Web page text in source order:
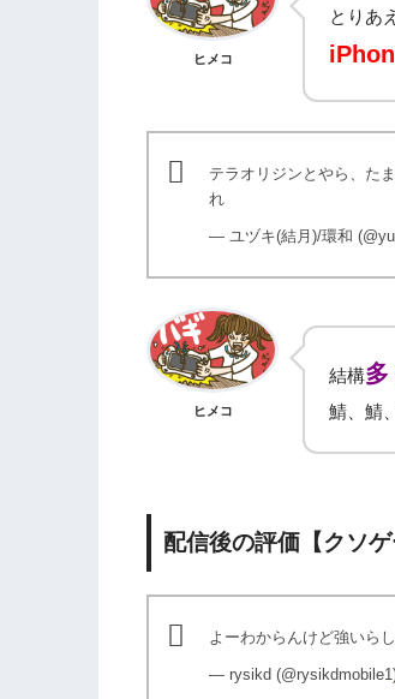
ヒメコ
とりあ
テラオリジンとやら、た
れ
— ユヅキ(結月)/環和
ヒメコ
結構多
鯖、鯖
配信後の評価【クソゲ
よーわからんけど強いら
— rysikd